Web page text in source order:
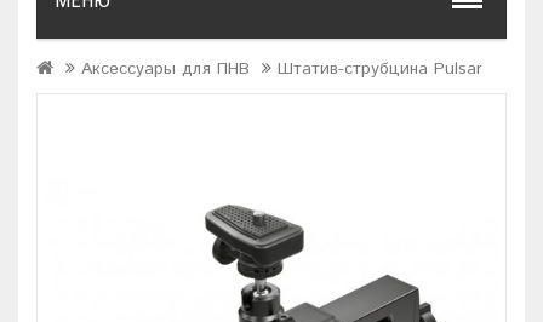
Аксессуары для ПНВ Штатив-струбцина Pulsar